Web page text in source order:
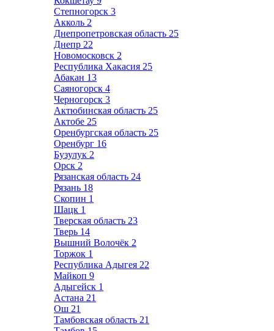
Степногорск 3
Акколь 2
Днепропетровская область 25
Днепр 22
Новомосковск 2
Республика Хакасия 25
Абакан 13
Саяногорск 4
Черногорск 3
Актюбинская область 25
Актобе 25
Оренбургская область 25
Оренбург 16
Бузулук 2
Орск 2
Рязанская область 24
Рязань 18
Скопин 1
Шацк 1
Тверская область 23
Тверь 14
Вышний Волочёк 2
Торжок 1
Республика Адыгея 22
Майкоп 9
Адыгейск 1
Астана 21
Ош 21
Тамбовская область 21